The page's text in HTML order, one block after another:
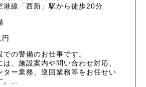
港線「西新」駅から徒歩20分
での警備のお仕事です。
は、施設案内や問い合わせ対応、
ター業務、巡回業務等をお任せい